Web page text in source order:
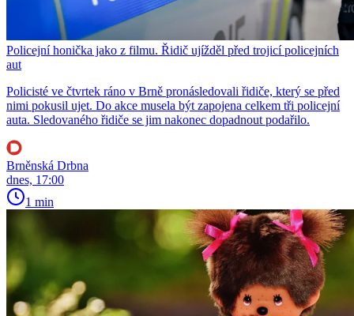
Policejní honička jako z filmu. Řidič ujížděl před trojicí policejních
aut
Policisté ve čtvrtek ráno v Brně pronásledovali řidiče, který se před
nimi pokusil ujet. Do akce musela být zapojena celkem tři policejní
auta. Sledovaného řidiče se jim nakonec dopadnout podařilo.
Brněnská Drbna
dnes, 17:00
1 min